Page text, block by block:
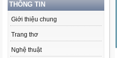
THÔNG TIN
Giới thiệu chung
Trang thơ
Nghệ thuật